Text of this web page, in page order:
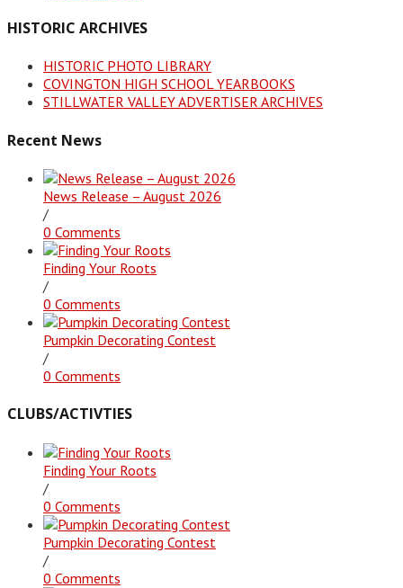
HISTORIC ARCHIVES
HISTORIC PHOTO LIBRARY
COVINGTON HIGH SCHOOL YEARBOOKS
STILLWATER VALLEY ADVERTISER ARCHIVES
Recent News
News Release – August 2026
/
0 Comments
Finding Your Roots
/
0 Comments
Pumpkin Decorating Contest
/
0 Comments
CLUBS/ACTIVTIES
Finding Your Roots
/
0 Comments
Pumpkin Decorating Contest
/
0 Comments